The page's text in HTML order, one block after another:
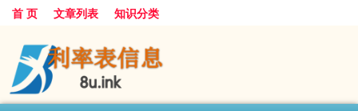
首 页 文章列表 知识分类